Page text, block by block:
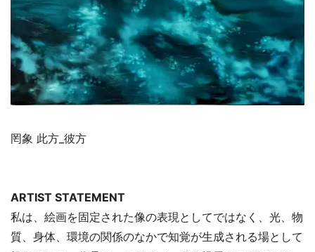
罔象 此方_彼方
ARTIST STATEMENT
私は、絵画を固定された像の表現としてではなく、光、物
質、身体、環境の関係のなかで知覚が生成される場として